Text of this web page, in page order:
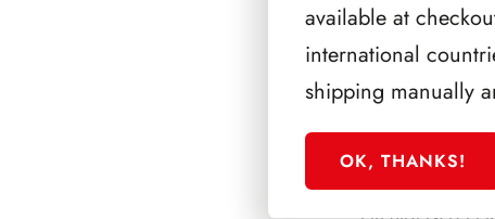
available at
international
shipping manually
OK, THANKS!